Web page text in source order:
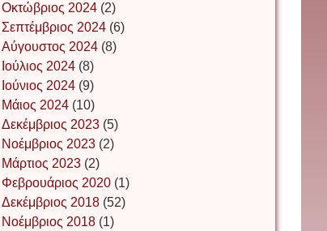
ΕΥΑΓΓΕΛΟΣ ΜΩΚΟΣ
Ιωάννης Σ. Παπαφλωράτος
ΝΙΚΟΣ ΓΑΤΟΣ
Νίκος Λυγερός
Οκτώβριος 2024 (2)
Σεπτέμβριος 2024 (6)
Αύγουστος 2024 (8)
Ιούλιος 2024 (8)
Ιούνιος 2024 (9)
Μάιος 2024 (10)
Δεκέμβριος 2023 (5)
Νοέμβριος 2023 (2)
Μάρτιος 2023 (2)
Φεβρουάριος 2020 (1)
Δεκέμβριος 2018 (52)
Νοέμβριος 2018 (1)